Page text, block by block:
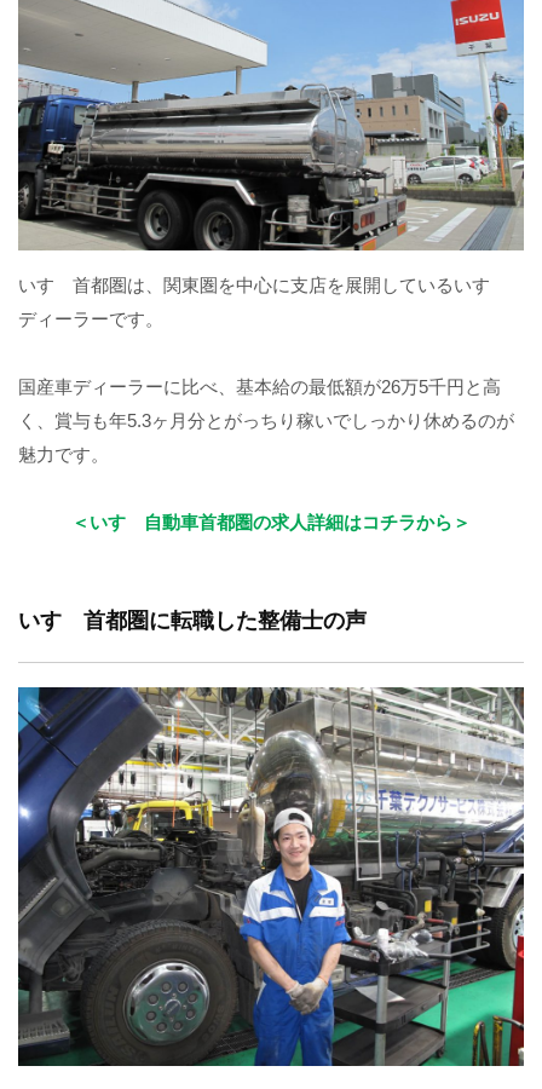
いすゞ首都圏は、関東圏を中心に支店を展開しているいすゞ
ディーラーです。
国産車ディーラーに比べ、基本給の最低額が26万5千円と高
く、賞与も年5.3ヶ月分とがっちり稼いでしっかり休めるのが
魅力です。
＜いすゞ自動車首都圏の求人詳細はコチラから＞
いすゞ首都圏に転職した整備士の声